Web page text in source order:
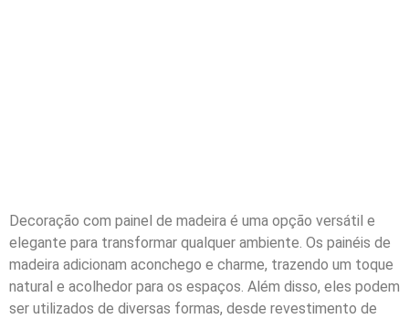
Decoração com painel de madeira é uma opção versátil e
elegante para transformar qualquer ambiente. Os painéis de
madeira adicionam aconchego e charme, trazendo um toque
natural e acolhedor para os espaços. Além disso, eles podem
ser utilizados de diversas formas, desde revestimento de